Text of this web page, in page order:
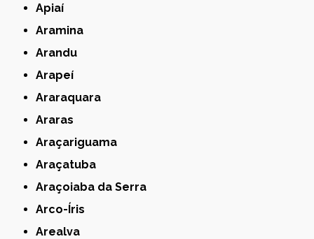
Apiaí
Aramina
Arandu
Arapeí
Araraquara
Araras
Araçariguama
Araçatuba
Araçoiaba da Serra
Arco-Íris
Arealva